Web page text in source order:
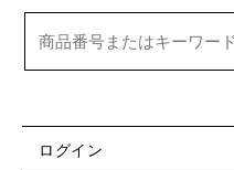
ログイン